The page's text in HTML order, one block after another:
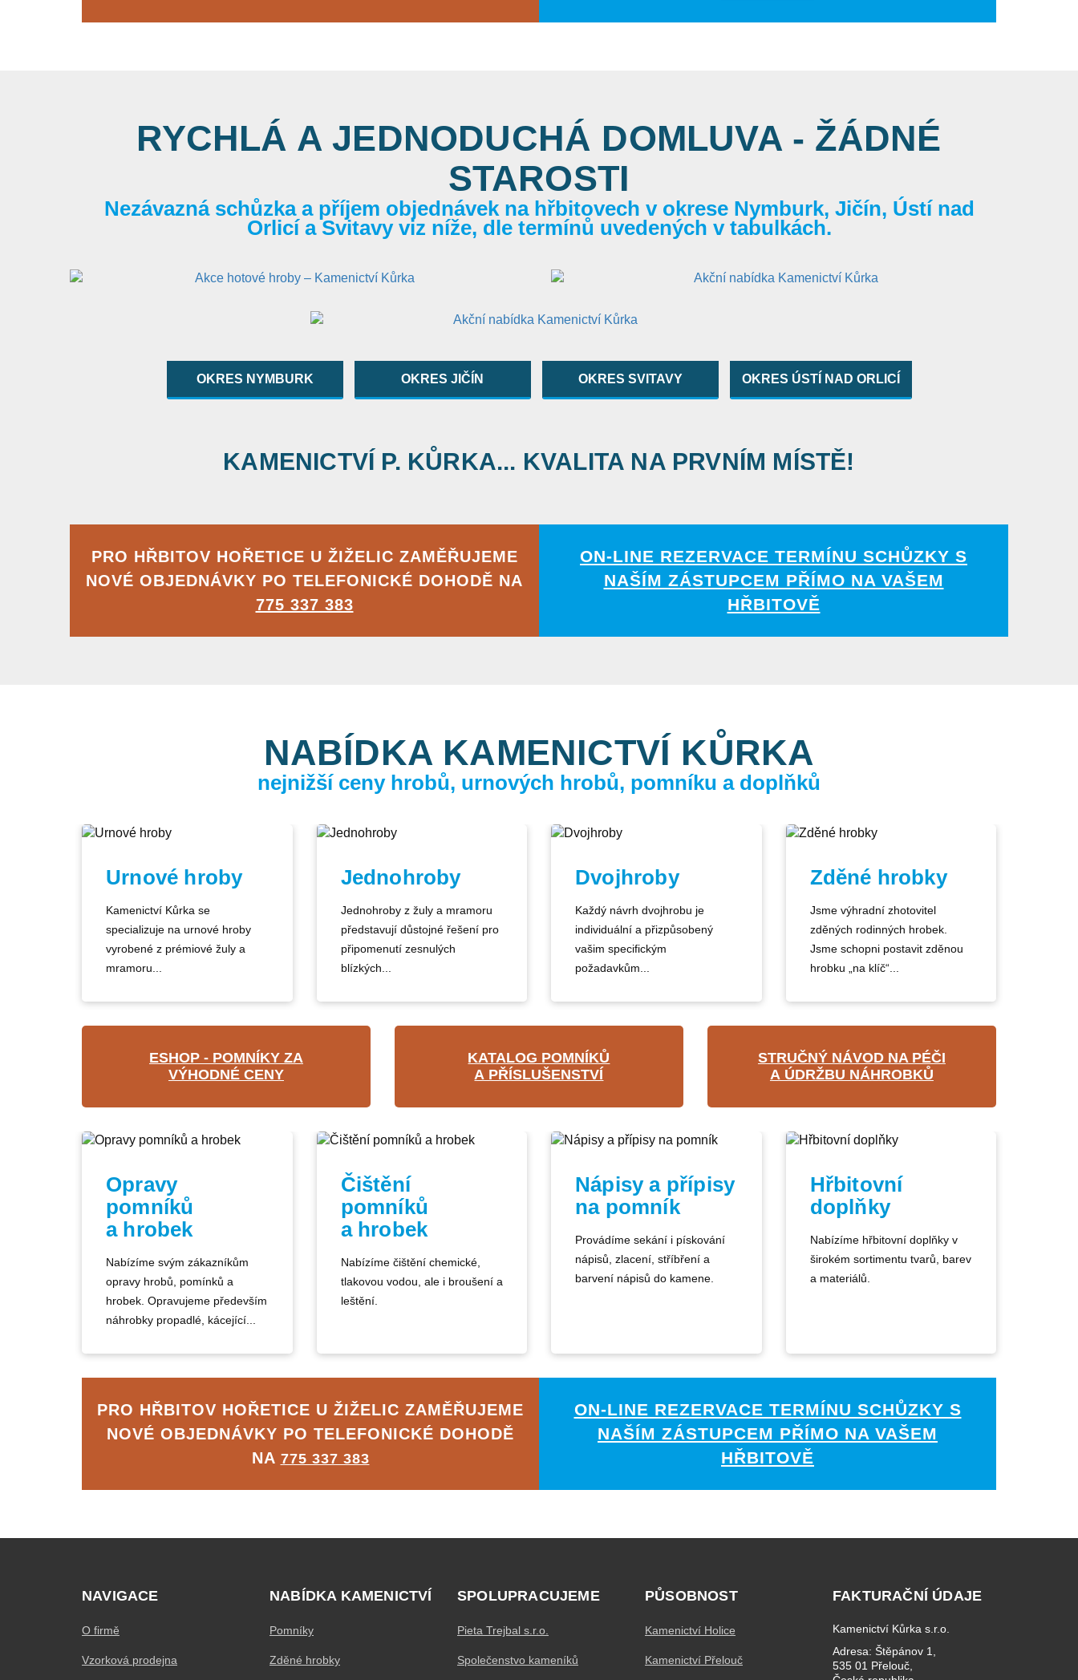
RYCHLÁ A JEDNODUCHÁ DOMLUVA - ŽÁDNÉ
STAROSTI
Nezávazná schůzka a příjem objednávek na hřbitovech v okrese Nymburk, Jičín, Ústí nad
Orlicí a Svitavy viz níže, dle termínů uvedených v tabulkách.
OKRES NYMBURK OKRES JIČÍN OKRES SVITAVY OKRES ÚSTÍ NAD ORLICÍ
KAMENICTVÍ P. KŮRKA... KVALITA NA PRVNÍM MÍSTĚ!
PRO HŘBITOV HOŘETICE U ŽIŽELIC ZAMĚŘUJEME
NOVÉ OBJEDNÁVKY PO TELEFONICKÉ DOHODĚ NA
775 337 383
ON-LINE REZERVACE TERMÍNU SCHŮZKY S
NAŠÍM ZÁSTUPCEM PŘÍMO NA VAŠEM
HŘBITOVĚ
NABÍDKA KAMENICTVÍ KŮRKA
nejnižší ceny hrobů, urnových hrobů, pomníku a doplňků
Urnové hroby
Kamenictví Kůrka se
specializuje na urnové hroby
vyrobené z prémiové žuly a
mramoru...
Jednohroby
Jednohroby z žuly a mramoru
představují důstojné řešení pro
připomenutí zesnulých
blízkých...
Dvojhroby
Každý návrh dvojhrobu je
individuální a přizpůsobený
vašim specifickým
požadavkům...
Zděné hrobky
Jsme výhradní zhotovitel
zděných rodinných hrobek.
Jsme schopni postavit zděnou
hrobku „na klíč“...
ESHOP - POMNÍKY ZA
VÝHODNÉ CENY
KATALOG POMNÍKŮ
A PŘÍSLUŠENSTVÍ
STRUČNÝ NÁVOD NA PÉČI
A ÚDRŽBU NÁHROBKŮ
Opravy
pomníků
a hrobek
Nabízíme svým zákazníkům
opravy hrobů, pomínků a
hrobek. Opravujeme především
náhrobky propadlé, kácející...
Čištění
pomníků
a hrobek
Nabízíme čištění chemické,
tlakovou vodou, ale i broušení a
leštění.
Nápisy a přípisy
na pomník
Provádíme sekání i pískování
nápisů, zlacení, stříbření a
barvení nápisů do kamene.
Hřbitovní
doplňky
Nabízíme hřbitovní doplňky v
širokém sortimentu tvarů, barev
a materiálů.
PRO HŘBITOV HOŘETICE U ŽIŽELIC ZAMĚŘUJEME
NOVÉ OBJEDNÁVKY PO TELEFONICKÉ DOHODĚ
NA 775 337 383
ON-LINE REZERVACE TERMÍNU SCHŮZKY S
NAŠÍM ZÁSTUPCEM PŘÍMO NA VAŠEM
HŘBITOVĚ
NAVIGACE
O firmě
Vzorková prodejna
NABÍDKA KAMENICTVÍ
Pomníky
Zděné hrobky
SPOLUPRACUJEME
Pieta Trejbal s.r.o.
Společenstvo kameníků
PŮSOBNOST
Kamenictví Holice
Kamenictví Přelouč
FAKTURAČNÍ ÚDAJE
Kamenictví Kůrka s.r.o.
Adresa: Štěpánov 1,
535 01 Přelouč,